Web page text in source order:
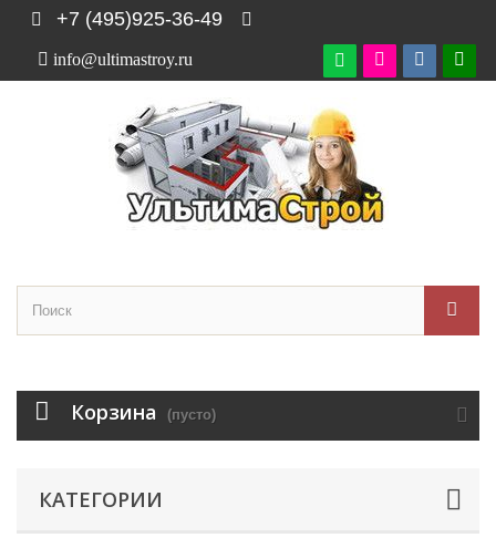
+7 (495)925-36-49

info@ultimastroy.ru
Корзина (пусто)
КАТЕГОРИИ